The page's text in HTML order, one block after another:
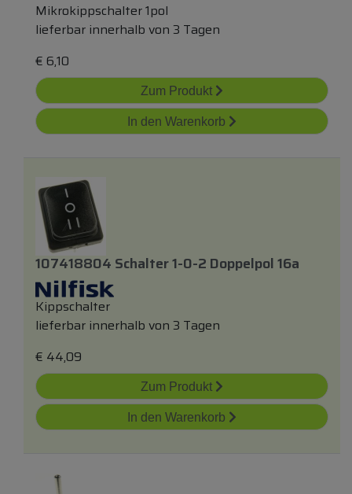
Mikrokippschalter 1pol
lieferbar innerhalb von 3 Tagen
€ 6,10
Zum Produkt
In den Warenkorb
107418804 Schalter 1-0-2 Doppelpol 16a
Kippschalter
lieferbar innerhalb von 3 Tagen
€ 44,09
Zum Produkt
In den Warenkorb